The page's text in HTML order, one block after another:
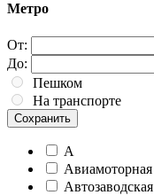
Метро
От:
До:
Пешком
На транспорте
Сохранить
А
Авиамоторная
Автозаводская